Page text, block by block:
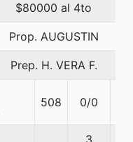
$80000 al 4to
Prop. AUGUSTIN
Prep. H. VERA F.
508 0/0
3